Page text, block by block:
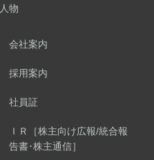
人物
会社案内
採用案内
社員証
ＩＲ［株主向け広報/統合報
告書･株主通信］